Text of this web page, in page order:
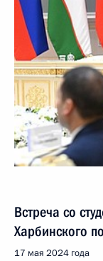
Встреча со
Харбинского
17 мая 2024 года